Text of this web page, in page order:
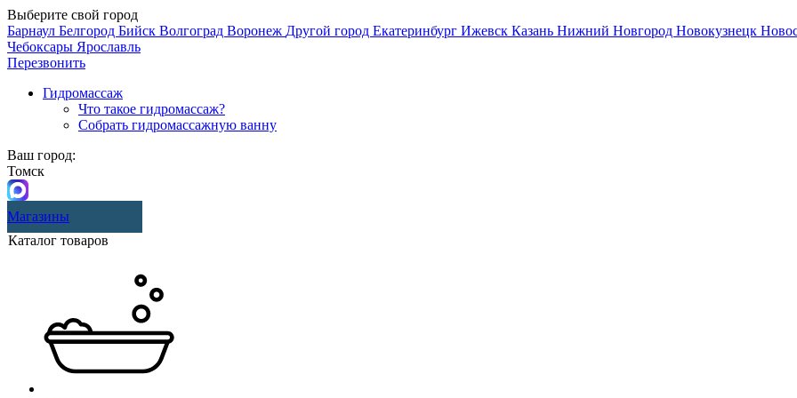
Выберите свой город
Барнаул Белгород Бийск Волгоград Воронеж Другой город Екатеринбург Ижевск Казань Нижний Новгород Новокузнецк
Чебоксары Ярославль
Перезвонить
Гидромассаж
Что такое гидромассаж?
Собрать гидромассажную ванну
Ваш город:
Томск
Магазины
Каталог товаров